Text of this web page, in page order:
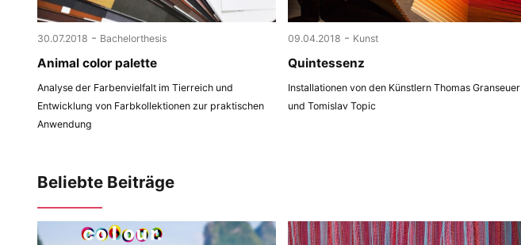
30.07.2018 - Bachelorthesis
Animal color palette
Analyse der Farbenvielfalt im Tierreich und
Entwicklung von Farbkollektionen zur praktischen
Anwendung
09.04.2018 - Kunst
Quintessenz
Installationen von den Künstlern Thomas Granseuer
und Tomislav Topic
Beliebte Beiträge